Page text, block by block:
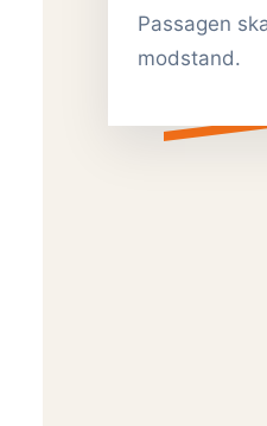
Passagen
modstand.